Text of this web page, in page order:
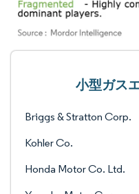
小型ガス
Briggs & Stratton Corp.
Kohler Co.
Honda Motor Co. Ltd.